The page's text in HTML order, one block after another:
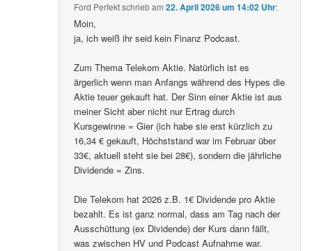
Ford Perfektschriebam22. April 2026 um 14:02 Uhr:
Moin,
ja, ich weiß ihr seid kein Finanz Podcast.
Zum Thema Telekom Aktie. Natürlich ist es
ärgerlich wenn man Anfangs während des Hypes die
Aktie teuer gekauft hat. Der Sinn einer Aktie ist aus
meiner Sicht aber nicht nur Ertrag durch
Kursgewinne = Gier (ich habe sie erst kürzlich zu
16,34 € gekauft, Höchststand war im Februar über
33€, aktuell steht sie bei 28€), sondern die jährliche
Dividende = Zins.
Die Telekom hat 2026 z.B. 1€ Dividende pro Aktie
bezahlt. Es ist ganz normal, dass am Tag nach der
Ausschüttung (ex Dividende) der Kurs dann fällt,
was zwischen HV und Podcast Aufnahme war.